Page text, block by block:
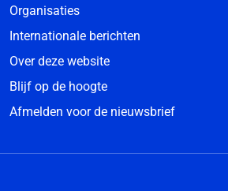
Organisaties
Internationale berichten
Over deze website
Blijf op de hoogte
Afmelden voor de nieuwsbrief